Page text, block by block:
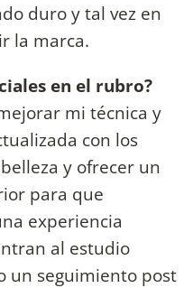
duro y tal vez en
la marca.
en el rubro?
mi técnica y
con los
y ofrecer un
para que
experiencia
al estudio
un seguimiento post